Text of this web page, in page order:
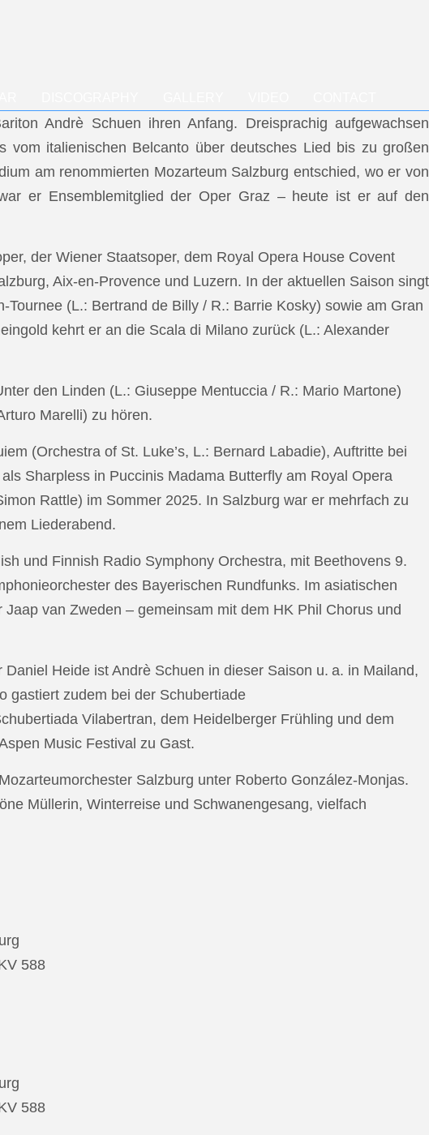
Andrè Schuen ihren Anfang. Dreisprachig aufgewachsen
vom italienischen Belcanto über deutsches Lied bis zu großen
am renommierten Mozarteum Salzburg entschied, wo er von
er Ensemblemitglied der Oper Graz – heute ist er auf den
der Wiener Staatsoper, dem Royal Opera House Covent
Aix-en-Provence und Luzern. In der aktuellen Saison singt
(L.: Bertrand de Billy / R.: Barrie Kosky) sowie am Gran
kehrt er an die Scala di Milano zurück (L.: Alexander
den Linden (L.: Giuseppe Mentuccia / R.: Mario Martone)
Marelli) zu hören.
(Orchestra of St. Luke’s, L.: Bernard Labadie), Auftritte bei
Sharpless in Puccinis Madama Butterfly am Royal Opera
Rattle) im Sommer 2025. In Salzburg war er mehrfach zu
Liederabend.
und Finnish Radio Symphony Orchestra, mit Beethovens 9.
des Bayerischen Rundfunks. Im asiatischen
van Zweden – gemeinsam mit dem HK Phil Chorus und
Heide ist Andrè Schuen in dieser Saison u. a. in Mailand,
gastiert zudem bei der Schubertiade
Vilabertran, dem Heidelberger Frühling und dem
Music Festival zu Gast.
Salzburg unter Roberto González-Monjas.
Müllerin, Winterreise und Schwanengesang, vielfach
588
588